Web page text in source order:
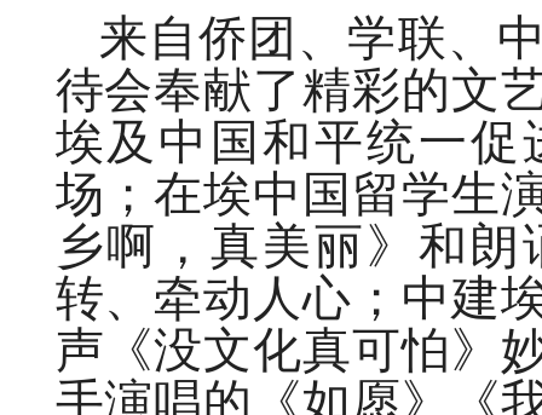
来自侨团、学联、
待会奉献了精彩的文
埃及中国和平统一
场；在埃中国留学生
乡啊，真美丽》和
转、牵动人心；中建
声《没文化真可怕》
手演唱的《如愿》《